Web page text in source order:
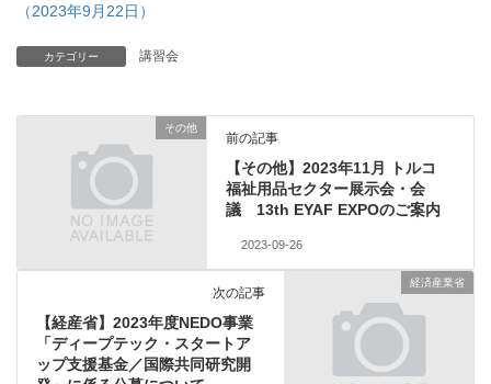
（2023年9月22日）
カテゴリー 講習会
その他
前の記事
【その他】2023年11月 トルコ
福祉用品セクター展示会・会
議 13th EYAF EXPOのご案内
2023-09-26
経済産業省
次の記事
【経産省】2023年度NEDO事業
「ディープテック・スタートア
ップ支援基金／国際共同研究開